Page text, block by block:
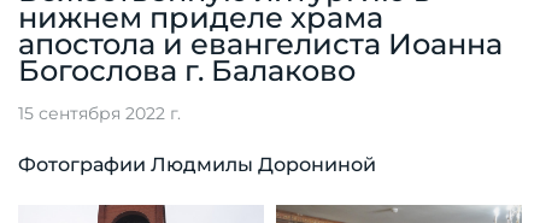
нижнем приделе храма
апостола и евангелиста Иоанна
Богослова г. Балаково
15 сентября 2022 г.
Фотографии Людмилы Дорониной